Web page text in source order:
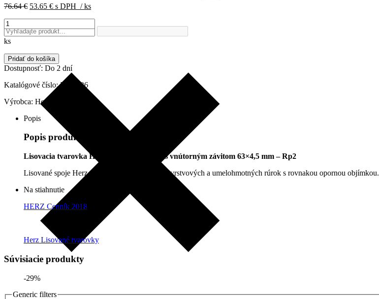
Generic filters
76.64€ Pôvodná
76.64 €.
53.65 €Aktuálna
53.65 €.
s DPH / ks
množstvo
Priamy
prechod-
závit
63xRp2,
lisovacia
P706326
ks
Pridať do košíka
Dostupnosť: Do 2 dní
Katalógové číslo:P706326
Výrobca: Herz
Popis
Popis produktu
Lisovacia tvarovka Herz, priamy prechod s vnútorným závitom 63×4,5 mm – Rp2
Lisované spoje Herz sú určené na spájanie viacvrstvových a umelohmotných rúrok s rovnakou opornou objímkou.
Na stiahnutie
HERZ Cenník 2018
Herz Lisované tvarovky
Súvisiacie produkty
-29%